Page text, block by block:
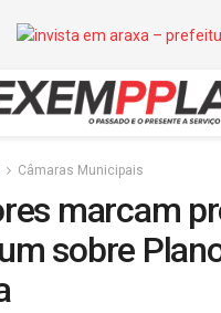
Câmaras Municipais
marcam
sobre